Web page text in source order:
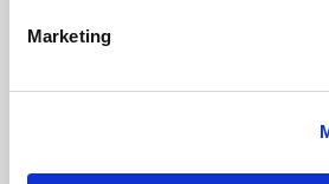
Marketing
Calle 1 esquina calle
Canyada, Paterna,